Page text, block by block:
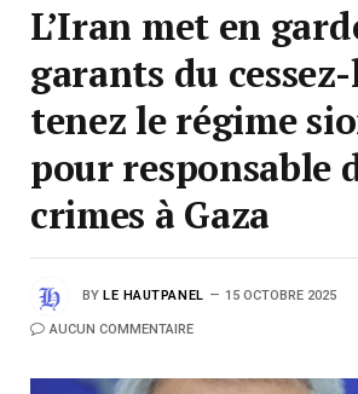
L’Iran met en
garants du
tenez le régime
pour responsable
crimes à Gaza
BY LE HAUTPANEL 15 OCTOBRE 2025
AUCUN COMMENTAIRE